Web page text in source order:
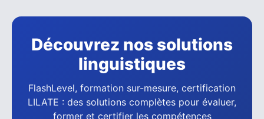
Découvrez nos solutions
linguistiques
FlashLevel, formation sur-mesure, certification
LILATE : des solutions complètes pour évaluer,
former et certifier les compétences